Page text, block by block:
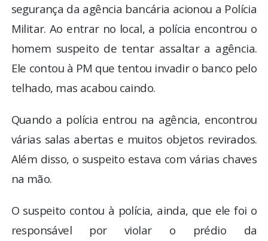
segurança da agência bancária acionou a Polícia
Militar. Ao entrar no local, a polícia encontrou o
homem suspeito de tentar assaltar a agência.
Ele contou à PM que tentou invadir o banco pelo
telhado, mas acabou caindo.
Quando a polícia entrou na agência, encontrou
várias salas abertas e muitos objetos revirados.
Além disso, o suspeito estava com várias chaves
na mão.
O suspeito contou à polícia, ainda, que ele foi o
responsável por violar o prédio da